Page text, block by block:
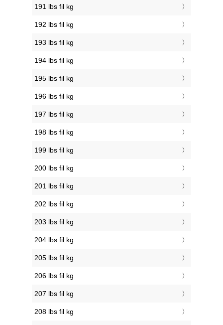
191 lbs fil kg
192 lbs fil kg
193 lbs fil kg
194 lbs fil kg
195 lbs fil kg
196 lbs fil kg
197 lbs fil kg
198 lbs fil kg
199 lbs fil kg
200 lbs fil kg
201 lbs fil kg
202 lbs fil kg
203 lbs fil kg
204 lbs fil kg
205 lbs fil kg
206 lbs fil kg
207 lbs fil kg
208 lbs fil kg